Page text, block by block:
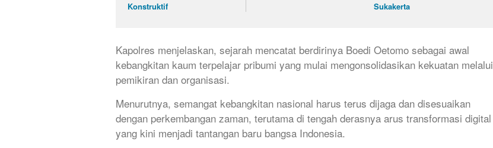
Konstruktif
Sukakerta
Kapolres menjelaskan, sejarah mencatat berdirinya Boedi Oetomo sebagai awal
kebangkitan kaum terpelajar pribumi yang mulai mengonsolidasikan kekuatan melalui
pemikiran dan organisasi.
Menurutnya, semangat kebangkitan nasional harus terus dijaga dan disesuaikan
dengan perkembangan zaman, terutama di tengah derasnya arus transformasi digital
yang kini menjadi tantangan baru bangsa Indonesia.